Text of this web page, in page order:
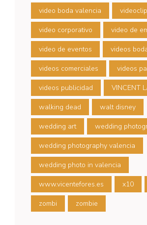
video boda valencia videoclip
video corporativo video de
video de eventos videos
videos comerciales videos
videos publicidad VINCENT
walking dead walt disney
wedding art wedding
wedding photography valencia
wedding photo in valencia
www.vicentefores.es x10
zombi zombie